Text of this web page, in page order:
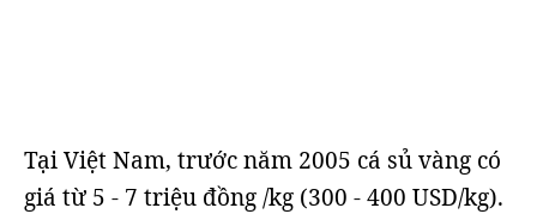
Tại Việt Nam, trước năm 2005 cá sủ vàng có
giá từ 5 - 7 triệu đồng /kg (300 - 400 USD/kg).